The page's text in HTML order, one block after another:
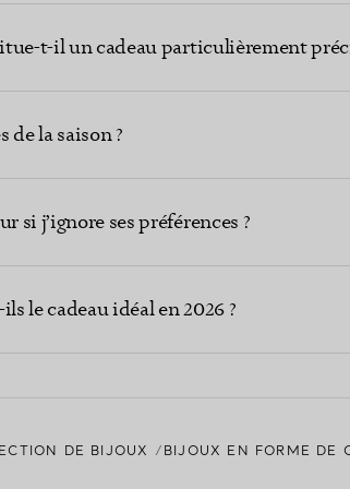
t-il un cadeau particulièrement
la saison ?
j’ignore ses préférences ?
le cadeau idéal en 2026 ?
DE BIJOUX BIJOUX EN FORME DE